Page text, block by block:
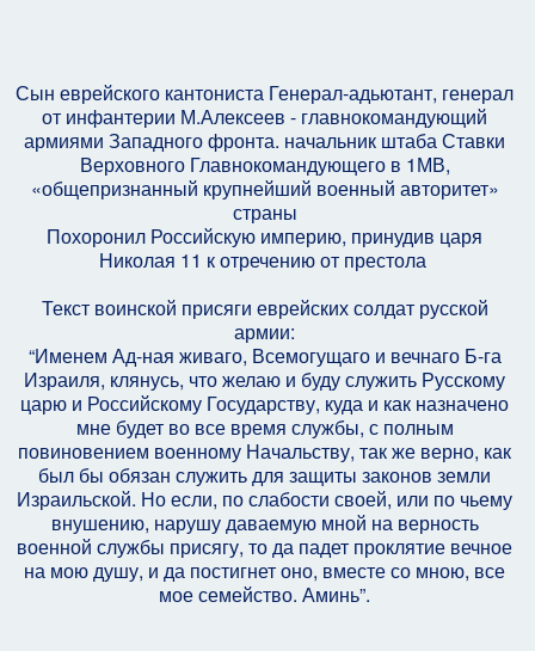
Сын еврейского кантониста Генерал-адьютант, генерал
от инфантерии М.Алексеев - главнокомандующий
армиями Западного фронта. начальник штаба Ставки
Верховного Главнокомандующего в 1МВ,
«общепризнанный крупнейший военный авторитет»
страны
Похоронил Российскую империю, принудив царя
Николая 11 к отречению от престола
Текст воинской присяги еврейских солдат русской
армии:
“Именем Ад-ная живаго, Всемогущаго и вечнаго Б-га
Израиля, клянусь, что желаю и буду служить Русскому
царю и Российскому Государству, куда и как назначено
мне будет во все время службы, с полным
повиновением военному Начальству, так же верно, как
был бы обязан служить для защиты законов земли
Израильской. Но если, по слабости своей, или по чьему
внушению, нарушу даваемую мной на верность
военной службы присягу, то да падет проклятие вечное
на мою душу, и да постигнет оно, вместе со мною, все
мое семейство. Аминь”.